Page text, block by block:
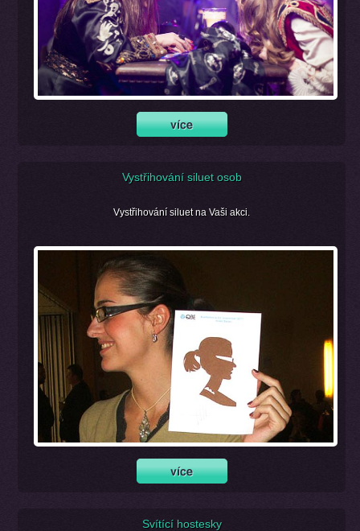
Vystřihování siluet osob
Vystřihování siluet na Vaši akci.
Svítící hostesky